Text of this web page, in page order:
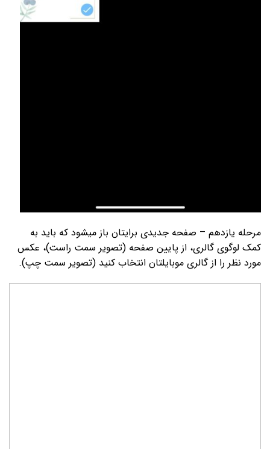
مرحله یازدهم – صفحه جدیدی برایتان باز می­شود که باید به
کمک لوگوی گالری، از پایین صفحه (تصویر سمت راست)، عکس
مورد نظر را از گالری موبایل­تان انتخاب کنید (تصویر سمت چپ).